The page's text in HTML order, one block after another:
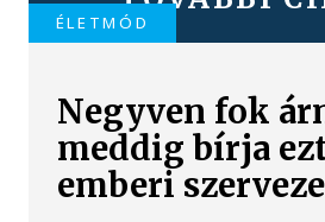
ÉLETMÓD
Negyven fok
meddig bírja
emberi